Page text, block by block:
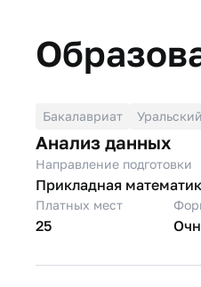
Бакалавриат
Анализ данных
Направление подготовки
Прикладная
Платных мест
25